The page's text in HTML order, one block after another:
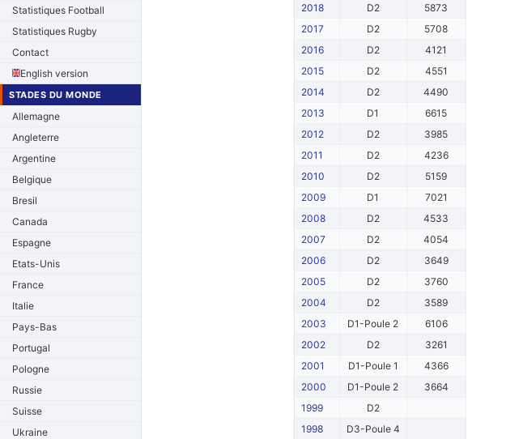
Statistiques Football
Statistiques Rugby
Contact
English version
STADES DU MONDE
Allemagne
Angleterre
Argentine
Belgique
Bresil
Canada
Espagne
Etats-Unis
France
Italie
Pays-Bas
Portugal
Pologne
Russie
Suisse
Ukraine
2018
D2
5873
2017
D2
5708
2016
D2
4121
2015
D2
4551
2014
D2
4490
2013
D1
6615
2012
D2
3985
2011
D2
4236
2010
D2
5159
2009
D1
7021
2008
D2
4533
2007
D2
4054
2006
D2
3649
2005
D2
3760
2004
D2
3589
2003
D1-Poule 2
6106
2002
D2
3261
2001
D1-Poule 1
4366
2000
D1-Poule 2
3664
1999
D2
1998
D3-Poule 4